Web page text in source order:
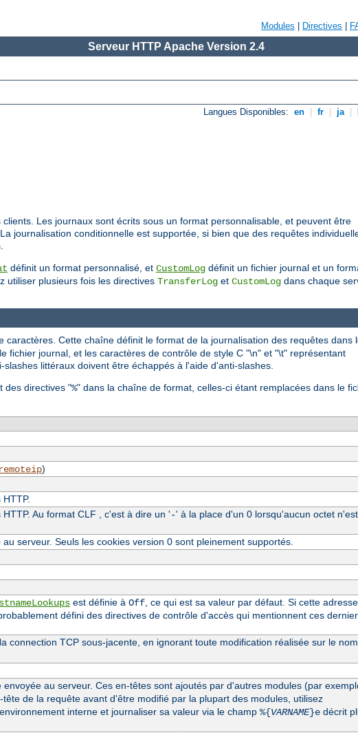
Modules Directives
Serveur HTTP Apache Version 2.4
Langues Disponibles: en fr ja
Les journaux sont écrits sous un format personnalisable, et peuvent être
journalisation conditionnelle est supportée, si bien que des requêtes
définit un format personnalisé, et CustomLog définit un fichier journal et un
utiliser plusieurs fois les directives TransferLog et CustomLog dans chaque
caractères. Cette chaîne définit le format de la journalisation des requêtes dans
fichier journal, et les caractères de contrôle de style C "\n" et "\t" représentant
littéraux doivent être échappés à l'aide d'anti-slashes.
des directives "%" dans la chaîne de format, celles-ci étant remplacées dans le
)
Au format CLF , c'est à dire un '-' à la place d'un 0 lorsqu'aucun octet n'est
serveur. Seuls les cookies version 0 sont pleinement supportés.
est définie à Off, ce qui est sa valeur par défaut. Si cette
défini des directives de contrôle d'accès qui mentionnent ces
connection TCP sous-jacente, en ignorant toute modification réalisée sur le
envoyée au serveur. Ces en-têtes sont ajoutés par d'autres modules (par
de la requête avant d'être modifié par la plupart des modules, utilisez
interne et journaliser sa valeur via le champ %{VARNAME}edécrit